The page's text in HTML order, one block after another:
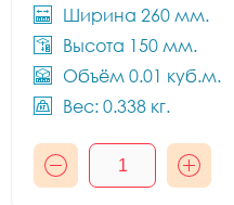
Ширина 260 мм.
Высота 150 мм.
Объём 0.01 куб.м.
Вес: 0.338 кг.